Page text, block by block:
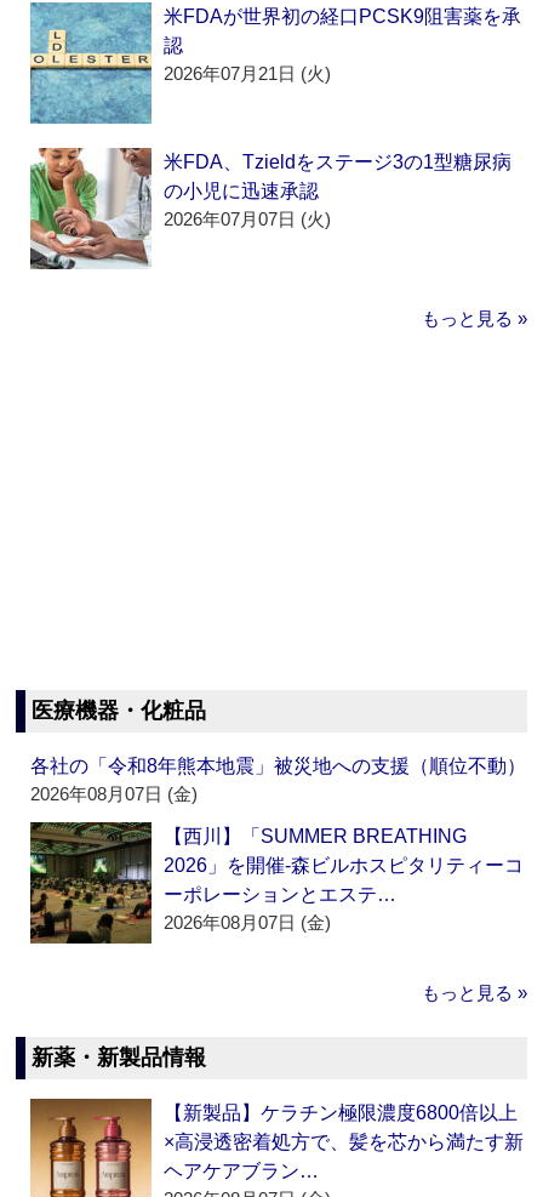
米FDAが世界初の経口PCSK9阻害薬を承
認
2026年07月21日 (火)
米FDA、Tzieldをステージ3の1型糖尿病
の小児に迅速承認
2026年07月07日 (火)
もっと見る »
医療機器・化粧品
各社の「令和8年熊本地震」被災地への支援（順位不動）
2026年08月07日 (金)
【西川】「SUMMER BREATHING
2026」を開催‐森ビルホスピタリティーコ
ーポレーションとエステ…
2026年08月07日 (金)
もっと見る »
新薬・新製品情報
【新製品】ケラチン極限濃度6800倍以上
×高浸透密着処方で、髪を芯から満たす新
ヘアケアブラン…